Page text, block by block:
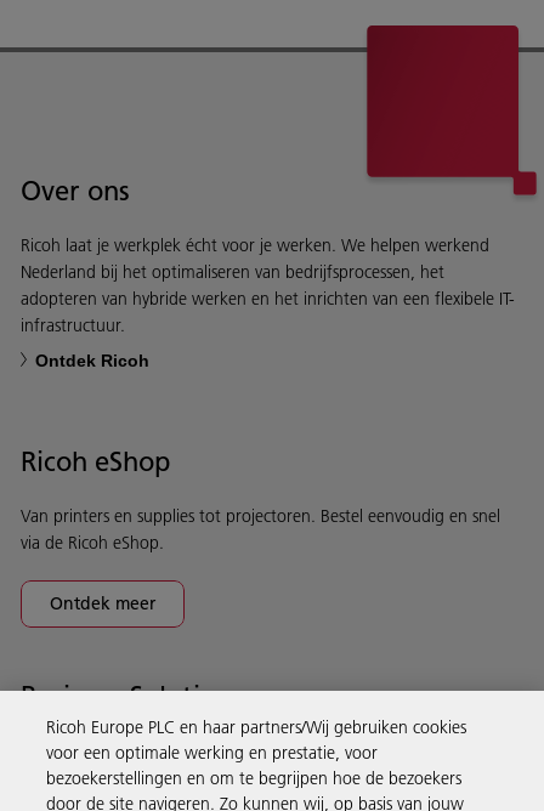
Over ons
Ricoh laat je werkplek écht voor je werken. We helpen werkend
Nederland bij het optimaliseren van bedrijfsprocessen, het
adopteren van hybride werken en het inrichten van een flexibele IT-
infrastructuur.
Ontdek Ricoh
Ricoh eShop
Van printers en supplies tot projectoren. Bestel eenvoudig en snel
via de Ricoh eShop.
Ontdek meer
Business Solutions
Producten en services
Ricoh Europe PLC en haar partners/Wij gebruiken cookies
voor een optimale werking en prestatie, voor
bezoekerstellingen en om te begrijpen hoe de bezoekers
door de site navigeren. Zo kunnen wij, op basis van jouw